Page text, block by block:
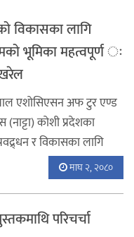
माघ २, २०८०
विकासका लागि
भूमिका महत्वपूर्ण ः
एशोसिएसन अफ टुर एण्ड
कोशी प्रदेशका
र विकासका लागि
परिचर्चा